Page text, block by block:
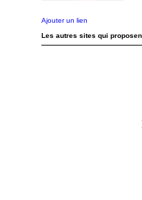
Ajouter un lien
Les autres sites qui